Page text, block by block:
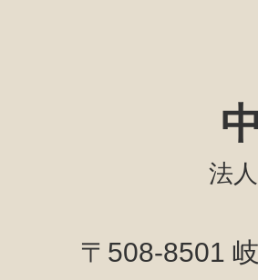
法
〒508-8501